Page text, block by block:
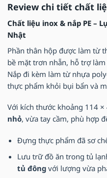
Review chi tiết chất
Chất liệu inox & nắp PE –
Nhật
Phần thân hộp được làm từ
bề mặt trơn nhẵn, hỗ trợ
Nắp đi kèm làm từ nhựa
thực phẩm khỏi bụi bẩn và
Với kích thước khoảng 114
nhỏ, vừa tay cầm, phù hợp
Đựng thực phẩm đã sơ
Lưu trữ đồ ăn trong tủ
tủ đôngvới lượng vừa